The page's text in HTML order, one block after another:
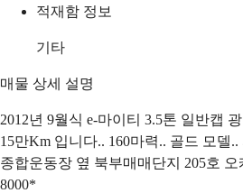
적재함 정보
기타
매물 상세 설명
2012년 9월식 e-마이티 3.5톤 일반캡
15만Km 입니다.. 160마력.. 골드 모델
종합운동장 옆 북부매매단지 205호
8000*